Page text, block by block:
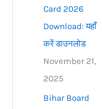
Card 2026
Download: यहाँ
करें डाउनलोड
November 21,
2025
Bihar Board